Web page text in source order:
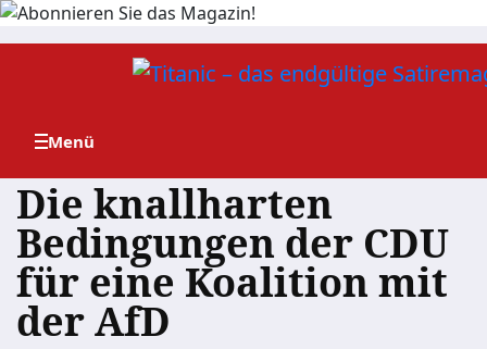
Zum
Die knallharten
Bedingungen der CDU
für eine Koalition mit
der AfD